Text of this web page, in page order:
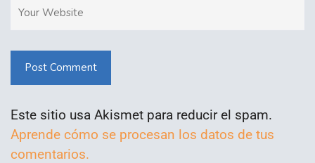
Post Comment
Este sitio usa Akismet para reducir el spam.
Aprende cómo se procesan los datos de tus
comentarios.